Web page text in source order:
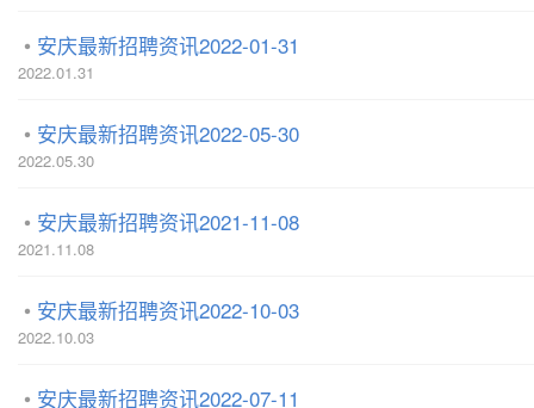
安庆最新招聘资讯2022-01-31
2022.01.31
安庆最新招聘资讯2022-05-30
2022.05.30
安庆最新招聘资讯2021-11-08
2021.11.08
安庆最新招聘资讯2022-10-03
2022.10.03
安庆最新招聘资讯2022-07-11